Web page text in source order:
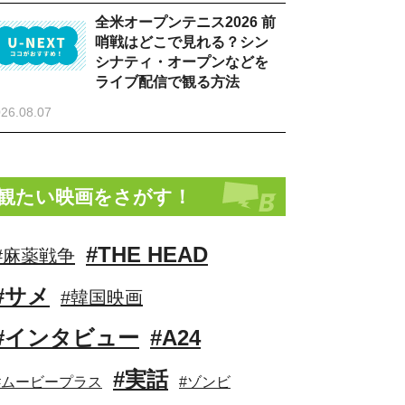
全米オープンテニス2026 前
哨戦はどこで見れる？シン
シナティ・オープンなどを
ライブ配信で観る方法
たい映画をさがす！
薬戦争 #THE HEAD
サメ
#韓国映画
インタビュー #A24
ービープラス #実話 #ゾンビ